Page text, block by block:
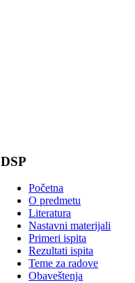
DSP
Početna
O predmetu
Literatura
Nastavni materijali
Primeri ispita
Rezultati ispita
Teme za radove
Obaveštenja